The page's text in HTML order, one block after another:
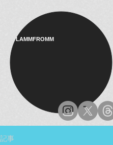
LAMMFROMM​
記事